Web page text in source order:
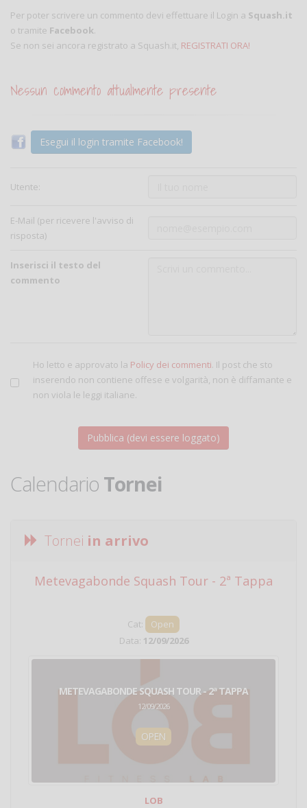
Per poter scrivere un commento devi effettuare il Login a Squash.it
o tramite Facebook.
Se non sei ancora registrato a Squash.it, REGISTRATI ORA!
Nessun commento attualmente presente
Esegui il login tramite Facebook!
Utente:
E-Mail (per ricevere l'avviso di
risposta)
Inserisci il testo del
commento
Ho letto e approvato la Policy dei commenti. Il post che sto
inserendo non contiene offese e volgarità, non è diffamante e
non viola le leggi italiane.
Calendario Tornei
Tornei in arrivo
Metevagabonde Squash Tour - 2ª Tappa
Cat:
Open
Data: 12/09/2026
METEVAGABONDE SQUASH TOUR - 2ª TAPPA
12/09/2026
OPEN
LOB